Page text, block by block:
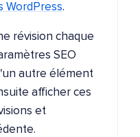
WordPress.
révision chaque
SEO
autre élément
afficher ces
et